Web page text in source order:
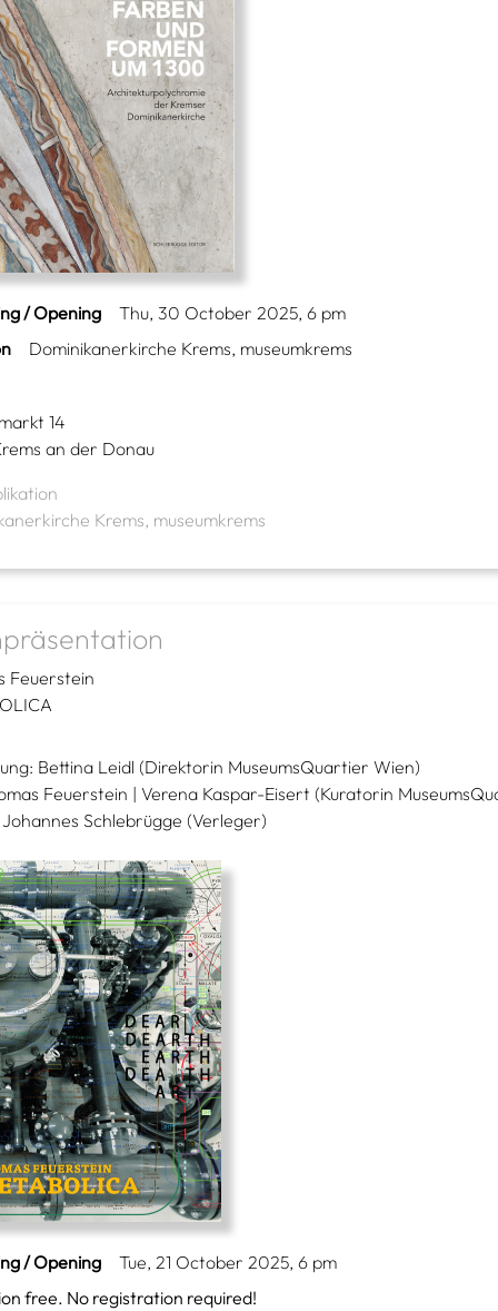
/ Opening
Thu, 30 October 2025, 6 pm
Dominikanerkirche Krems, museumkrems
14
an der Donau
Krems, museumkrems
Feuerstein
Bettina Leidl (Direktorin MuseumsQuartier Wien)
Feuerstein | Verena Kaspar-Eisert (Kuratorin
Schlebrügge (Verleger)
/ Opening
Tue, 21 October 2025, 6 pm
free. No registration required!